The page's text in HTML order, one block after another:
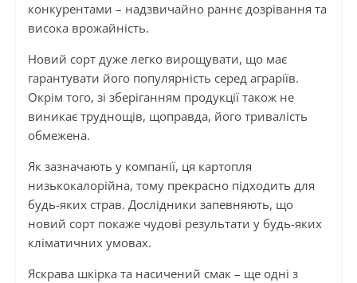
конкурентами – надзвичайно раннє дозрівання та
висока врожайність.
Новий сорт дуже легко вирощувати, що має
гарантувати його популярність серед аграріїв.
Окрім того, зі зберіганням продукції також не
виникає труднощів, щоправда, його тривалість
обмежена.
Як зазначають у компанії, ця картопля
низькокалорійна, тому прекрасно підходить для
будь-яких страв. Дослідники запевняють, що
новий сорт покаже чудові результати у будь-яких
кліматичних умовах.
Яскрава шкірка та насичений смак – ще одні з